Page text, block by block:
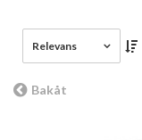
Relevans
Bakåt